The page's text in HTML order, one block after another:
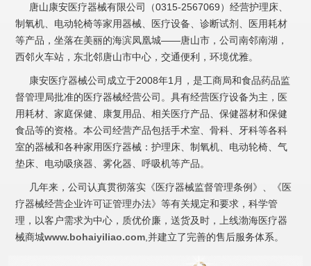
唐山康安医疗器械有限公司（0315-2567069）经营护理床、
制氧机、电动轮椅等家用器械、医疗设备、诊断试剂、医用耗材
等产品，坐落在美丽的海滨凤凰城——唐山市，公司南邻南湖，
西邻火车站，东北邻唐山市中心，交通便利，环境优雅。
康安医疗器械公司成立于2008年1月，是工商局和食品药品监
督管理局批准的医疗器械经营公司。具有经营医疗设备为主，医
用耗材、家庭保健、康复用品、相关医疗产品、保健器材和保健
食品等的资格。本公司经营产品包括手术室、骨科、牙科等各科
室的器械和各种家用医疗器械：护理床、制氧机、电动轮椅、气
垫床、电动吸痰器、雾化器、呼吸机等产品。
几年来，公司认真贯彻落实《医疗器械监督管理条例》、《医
疗器械经营企业许可证管理办法》等有关规定和要求，科学管
理，以客户需求为中心，质优价廉，送货及时，上线渤海医疗器
械商城www.bohaiyiliao.com ,并建立了完善的售后服务体系。